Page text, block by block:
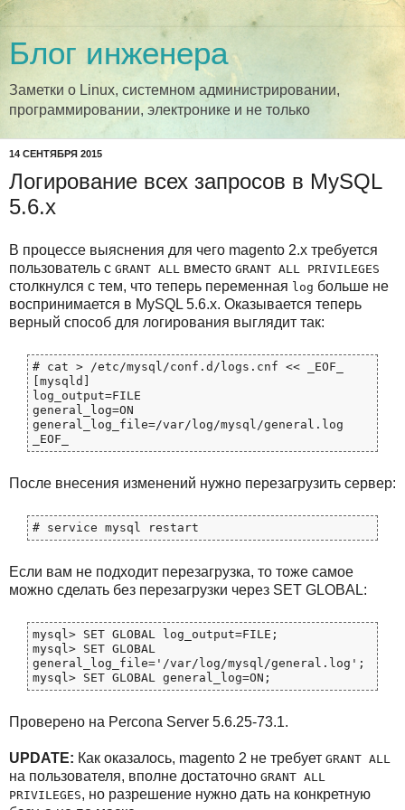
Блог инженера
Заметки о Linux, системном администрировании,
программировании, электронике и не только
14 СЕНТЯБРЯ 2015
Логирование всех запросов в MySQL
5.6.x
В процессе выяснения для чего magento 2.x требуется
пользователь с GRANT ALL вместо GRANT ALL PRIVILEGES
столкнулся с тем, что теперь переменная log больше не
воспринимается в MySQL 5.6.x. Оказывается теперь
верный способ для логирования выглядит так:
# cat > /etc/mysql/conf.d/logs.cnf << _EOF_
[mysqld]
log_output=FILE
general_log=ON
general_log_file=/var/log/mysql/general.log
После внесения изменений нужно перезагрузить сервер:
Если вам не подходит перезагрузка, то тоже самое
можно сделать без перезагрузки через SET GLOBAL:
mysql> SET GLOBAL log_output=FILE;
mysql> SET GLOBAL
general_log_file='/var/log/mysql/general.log';
Проверено на Percona Server 5.6.25-73.1.
UPDATE: Как оказалось, magento 2 не требует GRANT ALL
на пользователя, вполне достаточно GRANT ALL
PRIVILEGES, но разрешение нужно дать на конкретную